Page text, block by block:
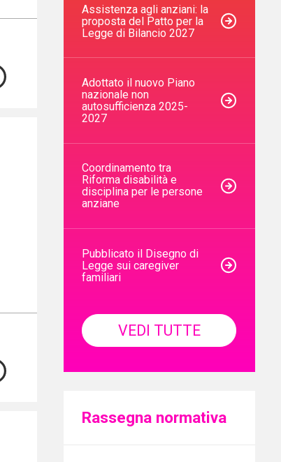
Assistenza agli anziani: la
proposta del Patto per la
Legge di Bilancio 2027
Adottato il nuovo Piano
nazionale non
autosufficienza 2025-
2027
Coordinamento tra
Riforma disabilità e
disciplina per le persone
anziane
Pubblicato il Disegno di
Legge sui caregiver
familiari
VEDI TUTTE
Rassegna normativa